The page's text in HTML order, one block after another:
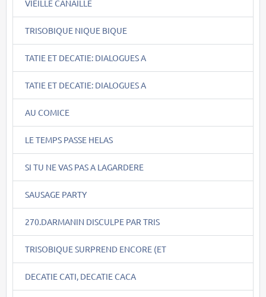
VIEILLE CANAILLE
TRISOBIQUE NIQUE BIQUE
TATIE ET DECATIE: DIALOGUES A
TATIE ET DECATIE: DIALOGUES A
AU COMICE
LE TEMPS PASSE HELAS
SI TU NE VAS PAS A LAGARDERE
SAUSAGE PARTY
270.DARMANIN DISCULPE PAR TRIS
TRISOBIQUE SURPREND ENCORE (ET
DECATIE CATI, DECATIE CACA